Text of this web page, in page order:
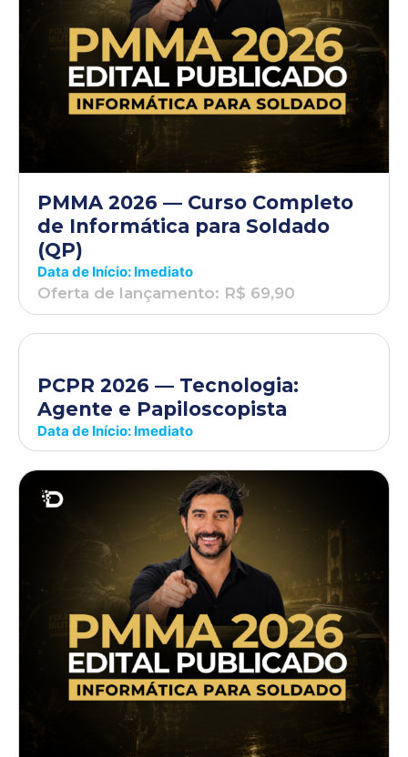
PMMA 2026 — Curso Completo
de Informática para Soldado
(QP)
Data de Início: Imediato
Oferta de lançamento: R$ 69,90
PCPR 2026 — Tecnologia:
Agente e Papiloscopista
Data de Início: Imediato